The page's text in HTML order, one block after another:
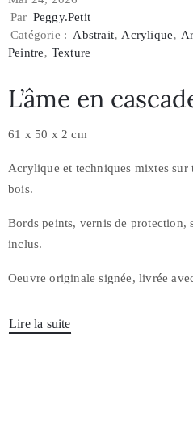
Par Peggy.petit
Catégorie : Abstrait‚ Acrylique‚
Peintre‚ Texture
L’âme en
61 x 50 x 2 cm
Acrylique et techniques mixtes sur
bois.
Bords peints, vernis de protection,
inclus.
Oeuvre originale signée, livrée
Lire la suite